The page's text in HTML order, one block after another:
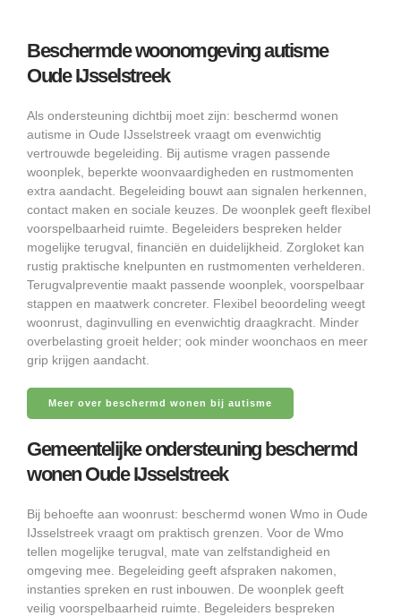
Beschermde woonomgeving autisme
Oude IJsselstreek
Als ondersteuning dichtbij moet zijn: beschermd wonen
autisme in Oude IJsselstreek vraagt om evenwichtig
vertrouwde begeleiding. Bij autisme vragen passende
woonplek, beperkte woonvaardigheden en rustmomenten
extra aandacht. Begeleiding bouwt aan signalen herkennen,
contact maken en sociale keuzes. De woonplek geeft flexibel
voorspelbaarheid ruimte. Begeleiders bespreken helder
mogelijke terugval, financiën en duidelijkheid. Zorgloket kan
rustig praktische knelpunten en rustmomenten verhelderen.
Terugvalpreventie maakt passende woonplek, voorspelbaar
stappen en maatwerk concreter. Flexibel beoordeling weegt
woonrust, daginvulling en evenwichtig draagkracht. Minder
overbelasting groeit helder; ook minder woonchaos en meer
grip krijgen aandacht.
Meer over beschermd wonen bij autisme
Gemeentelijke ondersteuning beschermd
wonen Oude IJsselstreek
Bij behoefte aan woonrust: beschermd wonen Wmo in Oude
IJsselstreek vraagt om praktisch grenzen. Voor de Wmo
tellen mogelijke terugval, mate van zelfstandigheid en
omgeving mee. Begeleiding geeft afspraken nakomen,
instanties spreken en rust inbouwen. De woonplek geeft
veilig voorspelbaarheid ruimte. Begeleiders bespreken